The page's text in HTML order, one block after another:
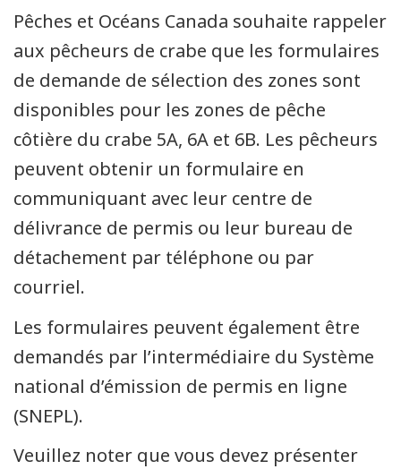
Pêches et Océans Canada souhaite rappeler
aux pêcheurs de crabe que les formulaires
de demande de sélection des zones sont
disponibles pour les zones de pêche
côtière du crabe 5A, 6A et 6B. Les pêcheurs
peuvent obtenir un formulaire en
communiquant avec leur centre de
délivrance de permis ou leur bureau de
détachement par téléphone ou par
courriel.
Les formulaires peuvent également être
demandés par l’intermédiaire du Système
national d’émission de permis en ligne
(SNEPL).
Veuillez noter que vous devez présenter